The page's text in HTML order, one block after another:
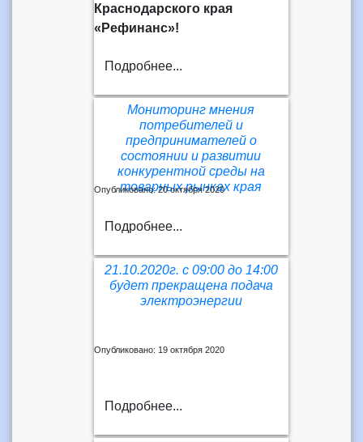
Краснодарского края
«Рефинанс»!
Подробнее...
Мониторинг мнения
потребителей и
предпринимателей о
состоянии и развитии
конкурентной среды на
товарных рынках края
Опубликовано: 20 октября 2020
Подробнее...
21.10.2020г. с 09:00 до 14:00
будет прекращена подача
электроэнергии
Опубликовано: 19 октября 2020
Подробнее...